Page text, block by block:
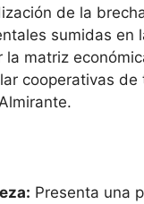
de la
sumidas en
la matriz
cooperativas
Presenta una